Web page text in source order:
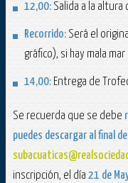
12,00: Salida a la altura
Recorrido: Será el
gráfico), si hay mala
14,00: Entrega de
Se recuerda que se debe
puedes descargar al final
inscripción, el día 21 de